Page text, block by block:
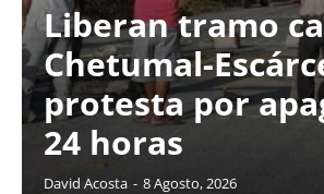
Liberan tramo
Chetumal-
protesta por
24 horas
David Acosta - 8 Agosto, 2026